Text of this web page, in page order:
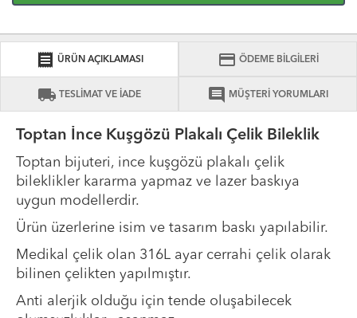
receipt ÜRÜN AÇIKLAMASI credit_card ÖDEME BİLGİLERİ
local_shipping TESLİMAT VE İADE comment MÜŞTERİ YORUMLARI
Toptan İnce Kuşgözü Plakalı Çelik Bileklik
Toptan bijuteri, ince kuşgözü plakalı çelik
bileklikler kararma yapmaz ve lazer baskıya
uygun modellerdir.
Ürün üzerlerine isim ve tasarım baskı yapılabilir.
Medikal çelik olan 316L ayar cerrahi çelik olarak
bilinen çelikten yapılmıştır.
Anti alerjik olduğu için tende oluşabilecek